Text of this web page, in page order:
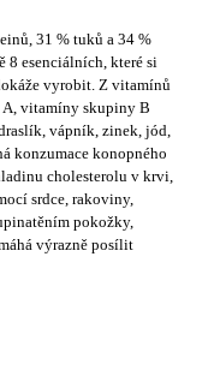
31 % tuků a 34 %
8 esenciálních, které si
vyrobit. Z vitamínů
A, vitamíny skupiny B
vápník, zinek, jód,
konzumace konopného
cholesterolu v krvi,
srdce, rakoviny,
pokožky,
výrazně posílit